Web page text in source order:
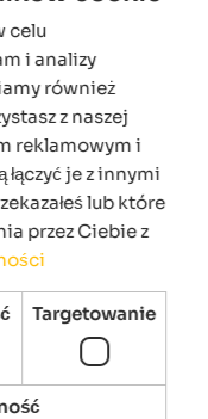
best ski resorts
Tures eurinaregularne
z hotelu lub
dolinie.
można również
arskiejSellaronda
usługa transferu
Sompunt w Alta
i Sellaronda.
celu
i analizy
również
z naszej
reklamowym i
je z innymi
lub które
przez Ciebie z
Targetowanie